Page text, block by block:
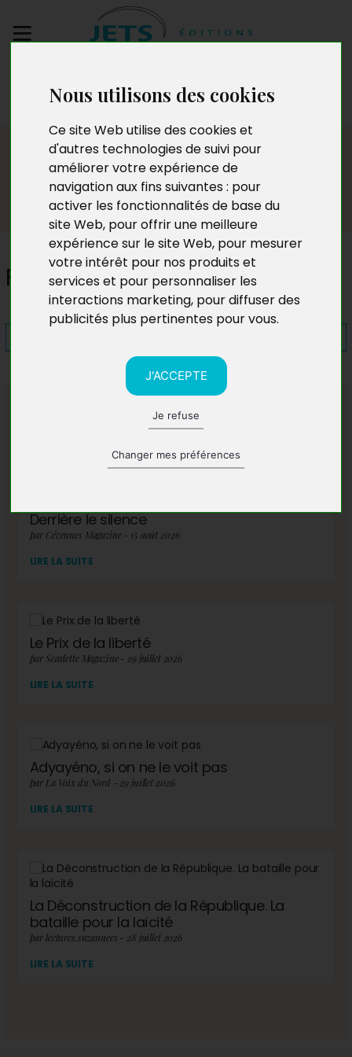
Nous utilisons des cookies
Ce site Web utilise des cookies et
d'autres technologies de suivi pour
améliorer votre expérience de
navigation aux fins suivantes : pour
activer les fonctionnalités de base du
site Web, pour offrir une meilleure
expérience sur le site Web, pour mesurer
votre intérêt pour nos produits et
services et pour personnaliser les
interactions marketing, pour diffuser des
publicités plus pertinentes pour vous.
J'ACCEPTE
Je refuse
Changer mes préférences
manuscrit
Presse
Fractures amères
A lire également
Derrière le silence
par Cévennes Magazine - 15 août 2026
LIRE LA SUITE
Le Prix de la liberté
par Scarlette Magazine - 29 juillet 2026
LIRE LA SUITE
Adyayéno, si on ne le voit pas
par La Voix du Nord - 29 juillet 2026
LIRE LA SUITE
La Déconstruction de la République. La
bataille pour la laïcité
par lectures.suzannees - 28 juillet 2026
LIRE LA SUITE